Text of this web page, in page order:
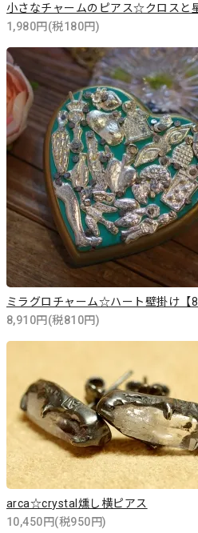
小さなチャームのピアス☆クロスと
1,980円(税180円)
ミラグロチャーム☆ハート壁掛け【
8,910円(税810円)
arca☆crystal燻し横ピアス
10,450円(税950円)